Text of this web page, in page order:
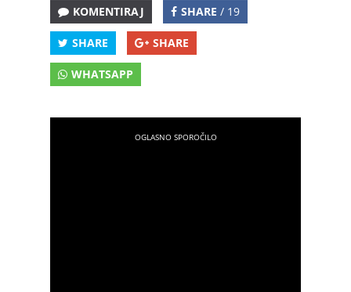
KOMENTIRAJ SHARE / 19
SHARE SHARE
WHATSAPP